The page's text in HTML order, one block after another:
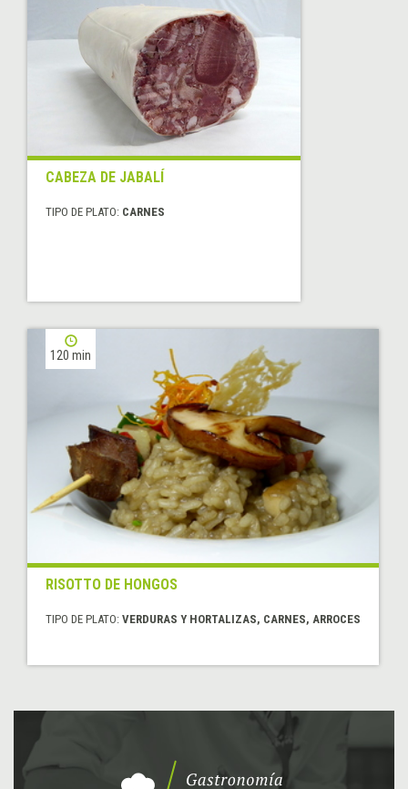
CABEZA DE JABALÍ
TIPO DE PLATO: CARNES
120 min
RISOTTO DE HONGOS
TIPO DE PLATO: VERDURAS Y HORTALIZAS, CARNES, ARROCES